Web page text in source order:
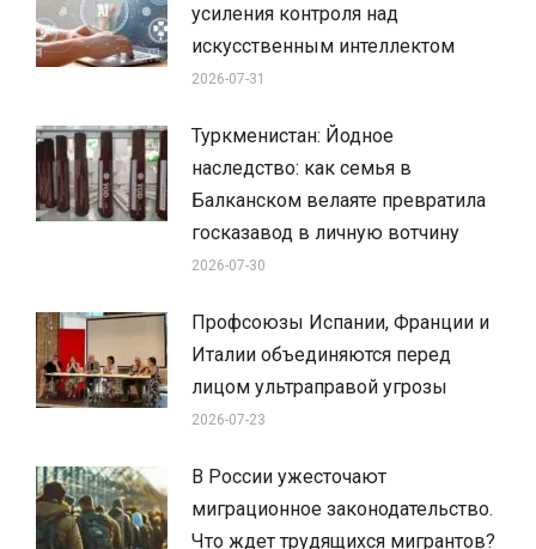
усиления контроля над
искусственным интеллектом
2026-07-31
Туркменистан: Йодное
наследство: как семья в
Балканском велаяте превратила
госказавод в личную вотчину
2026-07-30
Профсоюзы Испании, Франции и
Италии объединяются перед
лицом ультраправой угрозы
2026-07-23
В России ужесточают
миграционное законодательство.
Что ждет трудящихся мигрантов?